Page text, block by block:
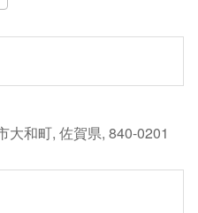
大和町, 佐賀県, 840-0201